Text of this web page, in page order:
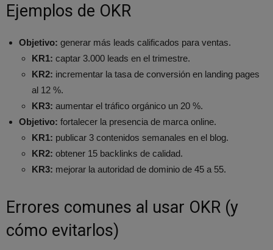
Ejemplos de OKR
Objetivo: generar más leads calificados para ventas.
KR1: captar 3.000 leads en el trimestre.
KR2: incrementar la tasa de conversión en landing pages
al 12 %.
KR3: aumentar el tráfico orgánico un 20 %.
Objetivo: fortalecer la presencia de marca online.
KR1: publicar 3 contenidos semanales en el blog.
KR2: obtener 15 backlinks de calidad.
KR3: mejorar la autoridad de dominio de 45 a 55.
Errores comunes al usar OKR (y
cómo evitarlos)